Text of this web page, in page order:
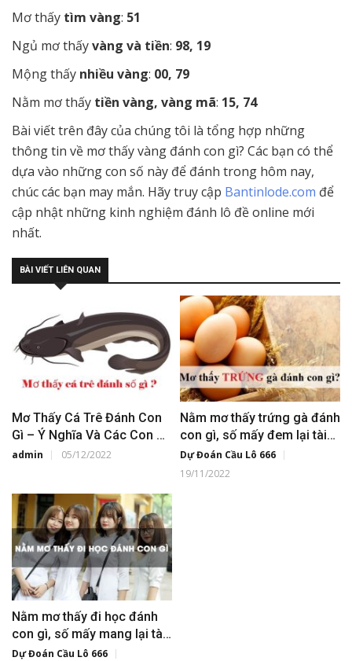
Mơ thấy tìm vàng: 51
Ngủ mơ thấyvàng và tiền: 98, 19
Mộng thấy nhiều vàng: 00, 79
Nằm mơ thấy tiền vàng, vàng mã: 15, 74
Bài viết trên đây của chúng tôi là tổng hợp những
thông tin về mơ thấy vàng đánh con gì? Các bạn có thể
dựa vào những con số này để đánh trong hôm nay,
chúc các bạn may mắn. Hãy truy cập Bantinlode.com để
cập nhật những kinh nghiệm đánh lô đề online mới
nhất.
BÀI VIẾT LIÊN QUAN
Mơ Thấy Cá Trê Đánh Con
Gì – Ý Nghĩa Và Các Con Số
Đẹp
admin 05/12/2022
Nằm mơ thấy trứng gà đánh
con gì, số mấy đem lại tài
lộc?
Dự Đoán Cầu Lô 666
19/11/2022
Nằm mơ thấy đi học đánh
con gì, số mấy mang lại tài
lộc?
Dự Đoán Cầu Lô 666